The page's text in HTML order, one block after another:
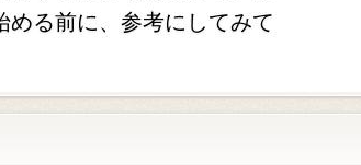
める前に、参考にしてみて